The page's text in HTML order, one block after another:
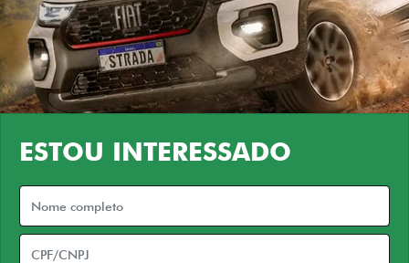
ESTOU INTERESSADO